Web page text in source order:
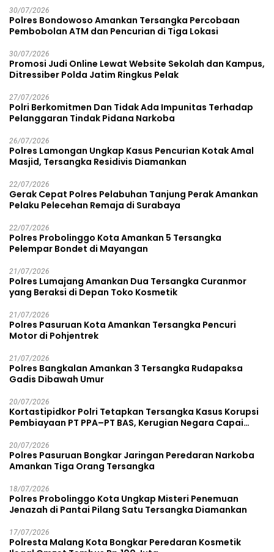
30/07/2026
Polres Bondowoso Amankan Tersangka Percobaan
Pembobolan ATM dan Pencurian di Tiga Lokasi
30/07/2026
Promosi Judi Online Lewat Website Sekolah dan Kampus,
Ditressiber Polda Jatim Ringkus Pelak
27/07/2026
Polri Berkomitmen Dan Tidak Ada Impunitas Terhadap
Pelanggaran Tindak Pidana Narkoba
26/07/2026
Polres Lamongan Ungkap Kasus Pencurian Kotak Amal
Masjid, Tersangka Residivis Diamankan
22/07/2026
Gerak Cepat Polres Pelabuhan Tanjung Perak Amankan
Pelaku Pelecehan Remaja di Surabaya
22/07/2026
Polres Probolinggo Kota Amankan 5 Tersangka
Pelempar Bondet di Mayangan
21/07/2026
Polres Lumajang Amankan Dua Tersangka Curanmor
yang Beraksi di Depan Toko Kosmetik
21/07/2026
Polres Pasuruan Kota Amankan Tersangka Pencuri
Motor di Pohjentrek
21/07/2026
Polres Bangkalan Amankan 3 Tersangka Rudapaksa
Gadis Dibawah Umur
20/07/2026
Kortastipidkor Polri Tetapkan Tersangka Kasus Korupsi
Pembiayaan PT PPA–PT BAS, Kerugian Negara Capai
20/07/2026
Polres Pasuruan Bongkar Jaringan Peredaran Narkoba
Amankan Tiga Orang Tersangka
18/07/2026
Polres Probolinggo Kota Ungkap Misteri Penemuan
Jenazah di Pantai Pilang Satu Tersangka Diamankan
17/07/2026
Polresta Malang Kota Bongkar Peredaran Kosmetik